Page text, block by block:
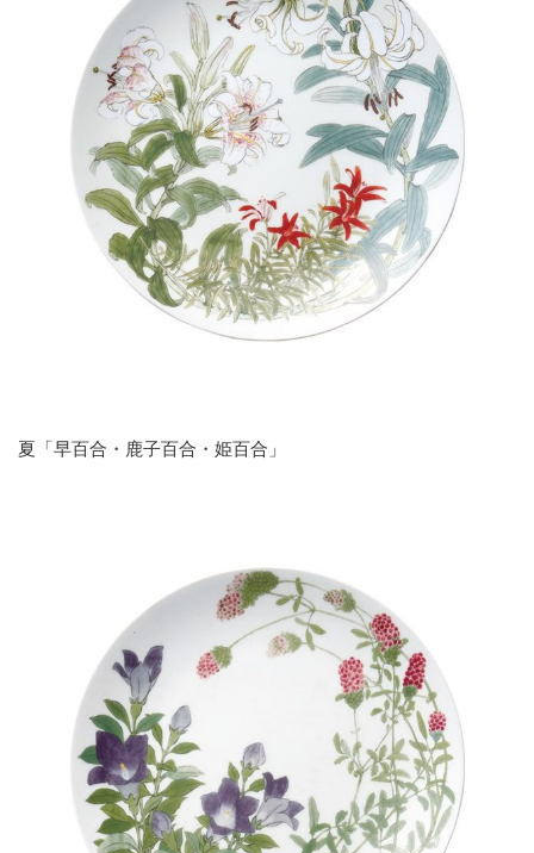
夏「早百合・鹿子百合・姫百合」